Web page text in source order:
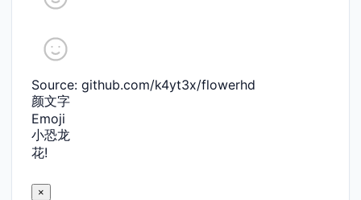
Source: github.com/k4yt3x/flowerhd
颜文字
Emoji
小恐龙
花!
×